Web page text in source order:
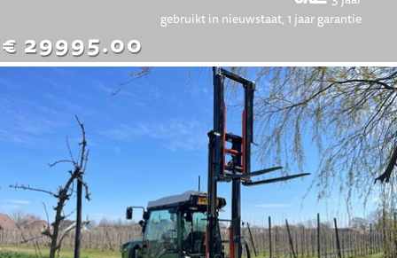
€ 29995.00
gebruikt in nieuwstaat, 1 jaar garantie